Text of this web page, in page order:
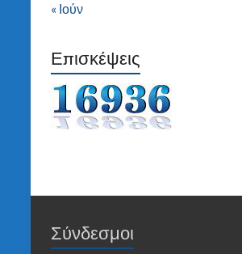
« Ιούν
Επισκέψεις
Σύνδεσμοι